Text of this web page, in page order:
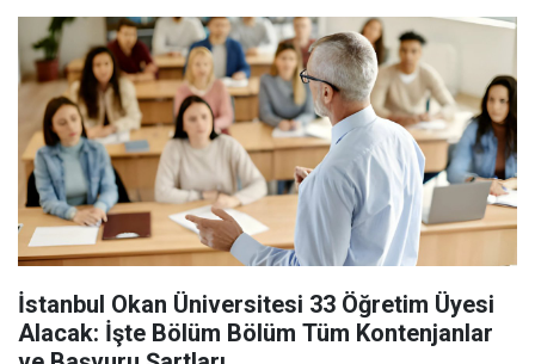
İstanbul Okan Üniversitesi 33 Öğretim Üyesi
Alacak: İşte Bölüm Bölüm Tüm Kontenjanlar